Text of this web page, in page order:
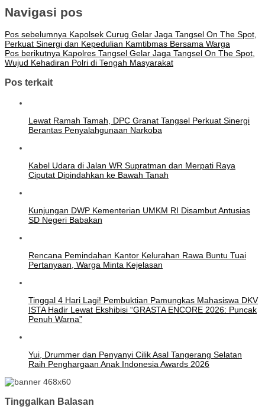
Navigasi pos
Pos sebelumnya Kapolsek Curug Gelar Jaga Tangsel On The Spot,
Perkuat Sinergi dan Kepedulian Kamtibmas Bersama Warga
Pos berikutnya Kapolres Tangsel Gelar Jaga Tangsel On The Spot,
Wujud Kehadiran Polri di Tengah Masyarakat
Pos terkait
Lewat Ramah Tamah, DPC Granat Tangsel Perkuat Sinergi
Berantas Penyalahgunaan Narkoba
Kabel Udara di Jalan WR Supratman dan Merpati Raya
Ciputat Dipindahkan ke Bawah Tanah
Kunjungan DWP Kementerian UMKM RI Disambut Antusias
SD Negeri Babakan
Rencana Pemindahan Kantor Kelurahan Rawa Buntu Tuai
Pertanyaan, Warga Minta Kejelasan
Tinggal 4 Hari Lagi! Pembuktian Pamungkas Mahasiswa DKV
ISTA Hadir Lewat Ekshibisi “GRASTA ENCORE 2026: Puncak
Penuh Warna”
Yui, Drummer dan Penyanyi Cilik Asal Tangerang Selatan
Raih Penghargaan Anak Indonesia Awards 2026
Tinggalkan Balasan